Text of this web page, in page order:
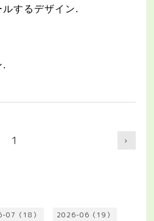
するデザイン.
.
1
07（18） 2026-06（19）